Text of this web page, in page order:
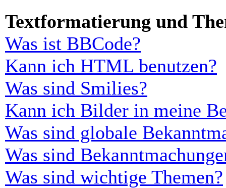
Textformatierung und
Was ist BBCode?
Kann ich HTML benutzen?
Was sind Smilies?
Kann ich Bilder in meine
Was sind globale
Was sind
Was sind wichtige Themen?